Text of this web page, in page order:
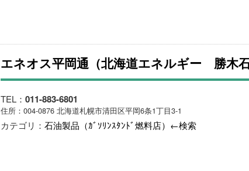
エネオス平岡通（北海道エネルギー 勝木石
TEL： 011-883-6801
住所：004-0876 北海道札幌市清田区平岡6条1丁目3-1
カテゴリ： 石油製品（ｶﾞｿﾘﾝｽﾀﾝﾄﾞ燃料店）←検索